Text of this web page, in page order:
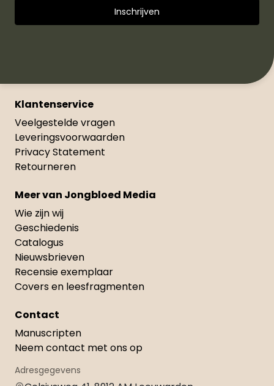
Klantenservice
Veelgestelde vragen
Leveringsvoorwaarden
Privacy Statement
Retourneren
Meer van Jongbloed Media
Wie zijn wij
Geschiedenis
Catalogus
Nieuwsbrieven
Recensie exemplaar
Covers en leesfragmenten
Contact
Manuscripten
Neem contact met ons op
Adresgegevens